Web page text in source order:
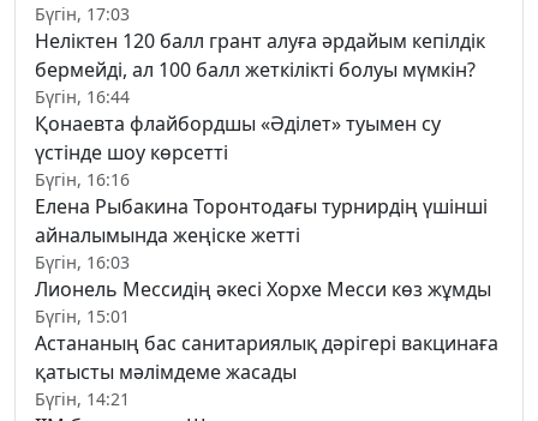
Бүгін, 17:03
Неліктен 120 балл грант алуға әрдайым кепілдік
бермейді, ал 100 балл жеткілікті болуы мүмкін?
Бүгін, 16:44
Қонаевта флайбордшы «Әділет» туымен су
үстінде шоу көрсетті
Бүгін, 16:16
Елена Рыбакина Торонтодағы турнирдің үшінші
айналымында жеңіске жетті
Бүгін, 16:03
Лионель Мессидің әкесі Хорхе Месси көз жұмды
Бүгін, 15:01
Астананың бас санитариялық дәрігері вакцинаға
қатысты мәлімдеме жасады
Бүгін, 14:21